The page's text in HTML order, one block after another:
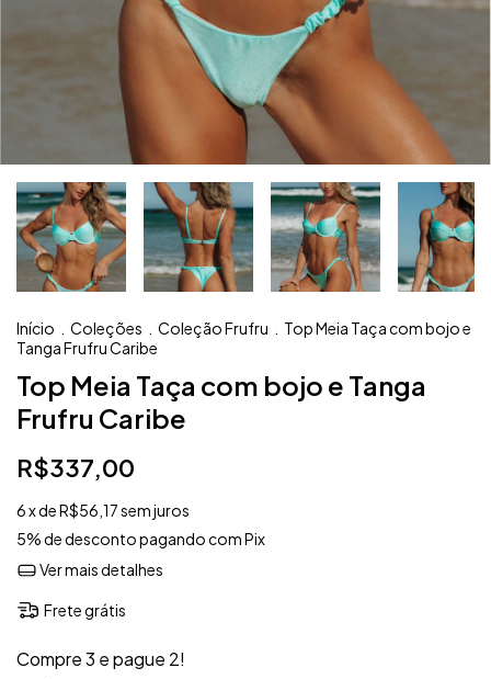
Início Coleções Coleção Frufru
Top Meia Taça com bojo e
Tanga Frufru Caribe
Top Meia Taça com bojo e Tanga
Frufru Caribe
R$337,00
6x deR$56,17sem juros
5% de descontopagando com Pix
Ver mais detalhes
Frete grátis
Compre 3 e pague 2!